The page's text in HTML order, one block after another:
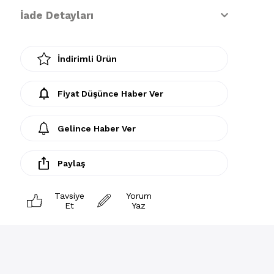
İade Detayları
İndirimli Ürün
Fiyat Düşünce Haber Ver
Gelince Haber Ver
Paylaş
Tavsiye
Et
Yorum
Yaz